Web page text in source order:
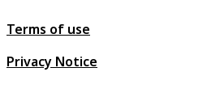
Terms of use
Privacy Notice